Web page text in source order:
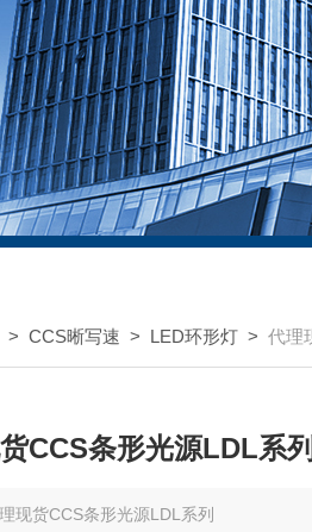
> CCS晰写速 > LED环形灯 > 代理
CCS条形光源LDL系列
现货CCS条形光源LDL系列